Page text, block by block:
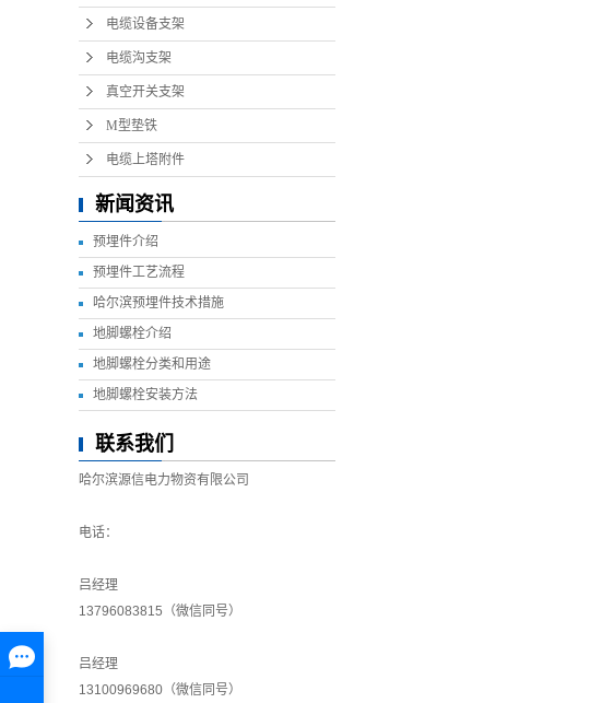
电缆设备支架
电缆沟支架
真空开关支架
M型垫铁
电缆上塔附件
新闻资讯
预埋件介绍
预埋件工艺流程
哈尔滨预埋件技术措施
地脚螺栓介绍
地脚螺栓分类和用途
地脚螺栓安装方法
联系我们
哈尔滨源信电力物资有限公司
电话：
吕经理
13796083815（微信同号）
吕经理
13100969680（微信同号）